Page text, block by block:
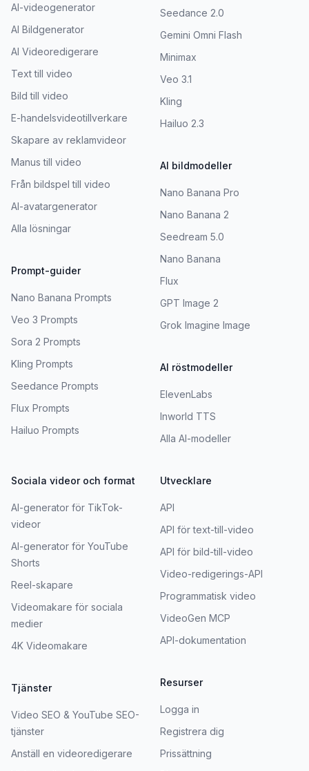
AI-videogenerator
AI Bildgenerator
AI Videoredigerare
Text till video
Bild till video
E-handelsvideotillverkare
Skapare av reklamvideor
Manus till video
Från bildspel till video
AI-avatargenerator
Alla lösningar
Prompt-guider
Nano Banana Prompts
Veo 3 Prompts
Sora 2 Prompts
Kling Prompts
Seedance Prompts
Flux Prompts
Hailuo Prompts
Seedance 2.0
Gemini Omni Flash
Minimax
Veo 3.1
Kling
Hailuo 2.3
AI bildmodeller
Nano Banana Pro
Nano Banana 2
Seedream 5.0
Nano Banana
Flux
GPT Image 2
Grok Imagine Image
AI röstmodeller
ElevenLabs
Inworld TTS
Alla AI-modeller
Sociala videor och format
AI-generator för TikTok-
videor
AI-generator för YouTube
Shorts
Reel-skapare
Videomakare för sociala
medier
4K Videomakare
Tjänster
Video SEO & YouTube SEO-
tjänster
Anställ en videoredigerare
Utvecklare
API
API för text-till-video
API för bild-till-video
Video-redigerings-API
Programmatisk video
VideoGen MCP
API-dokumentation
Resurser
Logga in
Registrera dig
Prissättning